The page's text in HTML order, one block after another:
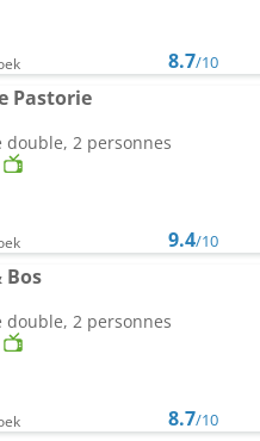
8.7/10
Pastorie
double, 2 personnes
9.4/10
Bos
double, 2 personnes
8.7/10